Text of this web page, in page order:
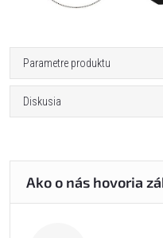
Parametre produktu
Diskusia